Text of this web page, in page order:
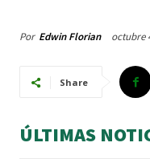
Por Edwin Florian octubre
Share
ÚLTIMAS